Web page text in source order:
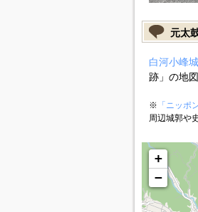
元太
白河小峰城
跡」の地
※ 「ニッポ
周辺城郭や
+
−